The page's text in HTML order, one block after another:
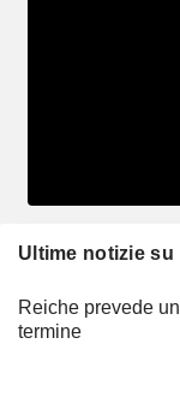
Ultime notizie su
Reiche prevede
termine